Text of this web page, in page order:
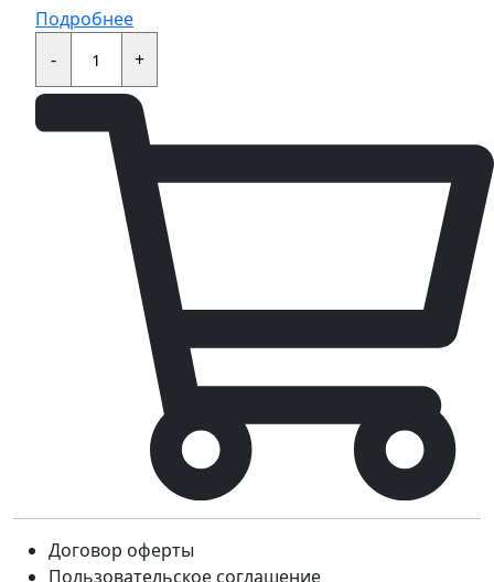
Подробнее
-
Сальник
22x29x4+
Договор оферты
Пользовательское соглашение